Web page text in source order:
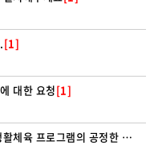
[1]
대한 요청[1]
의 공정한 참여 기회 보장을 위한 모집 방식 개선 요청